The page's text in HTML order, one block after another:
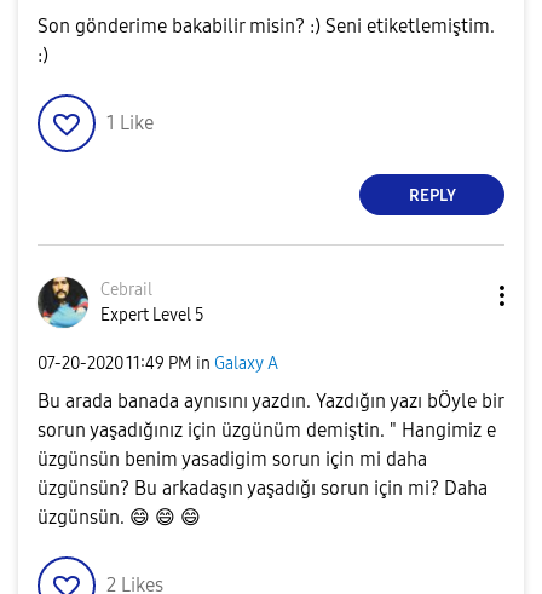
Son gönderime bakabilir misin? :) Seni etiketlemiştim.
:)
1 Like
REPLY
Cebrail
Expert Level 5
‎07-20-202011:49 PM in Galaxy A
Bu arada banada aynısını yazdın. Yazdığın yazı bÖyle bir
sorun yaşadığınız için üzgünüm demiştin. " Hangimiz e
üzgünsün benim yasadigim sorun için mi daha
üzgünsün? Bu arkadaşın yaşadığı sorun için mi? Daha
üzgünsün. 😄 😄 😄
2 Likes